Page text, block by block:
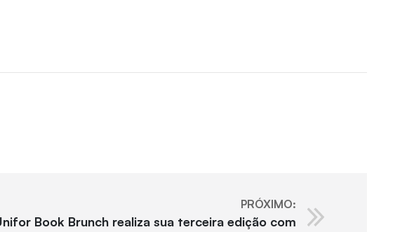
PRÓXIMO:
Book Brunch realiza sua terceira edição com